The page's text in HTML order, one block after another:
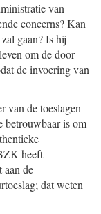
van
concerns? Kan
gaan? Is hij
om de door
de invoering van
van de toeslagen
betrouwbaar is om
heeft
aan de
dat weten